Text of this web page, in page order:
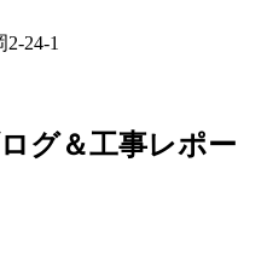
24-1
グ＆工事レポー